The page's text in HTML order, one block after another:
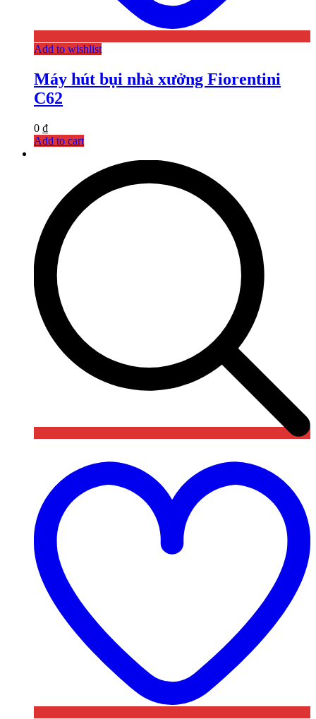
Add to wishlist
Máy hút bụi nhà xưởng Fiorentini
C62
0 ₫
Add to cart